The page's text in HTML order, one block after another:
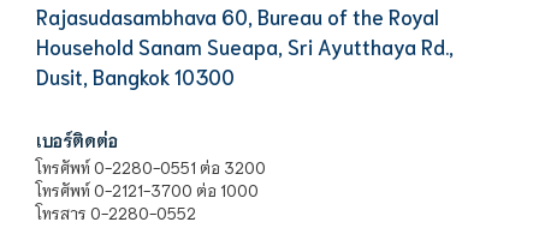
Rajasudasambhava 60, Bureau of the Royal
Household Sanam Sueapa, Sri Ayutthaya Rd.,
Dusit, Bangkok 10300
เบอร์ติดต่อ
โทรศัพท์ 0-2280-0551 ต่อ 3200
โทรศัพท์ 0-2121-3700 ต่อ 1000
โทรสาร 0-2280-0552